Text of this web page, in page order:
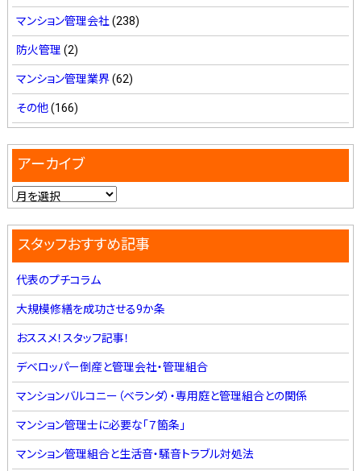
マンション管理会社 (238)
防火管理 (2)
マンション管理業界(62)
その他(166)
アーカイブ
スタッフおすすめ記事
代表のプチコラム
大規模修繕を成功させる9か条
おススメ！スタッフ記事！
デベロッパー倒産と管理会社・管理組合
マンションバルコニー（ベランダ）・専用庭と管理組合との関係
マンション管理士に必要な「７箇条」
マンション管理組合と生活音・騒音トラブル対処法